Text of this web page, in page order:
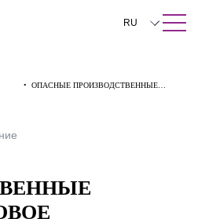
Закрыть
RU
中文
•ОПАСНЫЕ ПРОИЗВОДСТВЕННЫЕ